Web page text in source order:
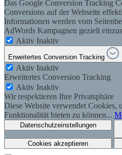
Das Google Conversion Tracking
Conversions auf der Webseite
Informationen werden vom
AdWords Kampagnen gezielt
Aktiv Inaktiv
Erweitertes Conversion Tracking
Aktiv Inaktiv
Erweitertes Conversion Tracking
Aktiv Inaktiv
Wir respektieren Ihre Privatsphäre
Diese Website verwendet Cookies,
Funktionalität bieten zu können...
Datenschutzeinstellungen
Cookies akzeptieren